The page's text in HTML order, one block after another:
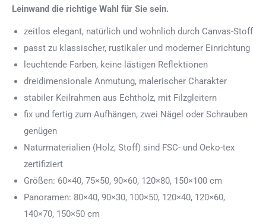
Leinwand die richtige Wahl für Sie sein.
zeitlos elegant, natürlich und wohnlich durch Canvas-Stoff
passt zu klassischer, rustikaler und moderner Einrichtung
leuchtende Farben, keine lästigen Reflektionen
dreidimensionale Anmutung, malerischer Charakter
stabiler Keilrahmen aus Echtholz, mit Filzgleitern
fix und fertig zum Aufhängen, zwei Nägel oder Schrauben
genügen
Naturmaterialien (Holz, Stoff) sind FSC- und Oeko-tex
zertifiziert
Größen: 60×40, 75×50, 90×60, 120×80, 150×100 cm
Panoramen: 80×40, 90×30, 100×50, 120×40, 120×60,
140×70, 150×50 cm